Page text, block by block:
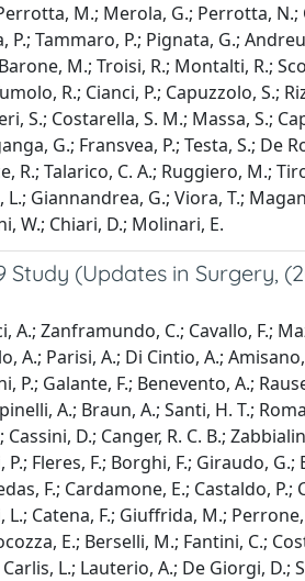
M.; Merola, G.; Perrotta,
Tammaro, P.; Pignata, G.;
M.; Troisi, R.; Montalti, R.;
R.; Cianci, P.; Capuzzolo, S.;
S.; Costarella, S. M.; Massa, S.;
G.; Fransvea, P.; Testa, S.; De
R.; Talarico, C. A.; Ruggiero, M.;
Giannandrea, G.; Viora, T.;
W.; Chiari, D.; Molinari, E.
(Updates in Surgery,
A.; Zanframundo, C.; Cavallo, F.;
Parisi, A.; Di Cintio, A.; Amisano,
Galante, F.; Benevento, A.;
A.; Braun, A.; Santi, H. T.;
D.; Canger, R. C. B.;
Fleres, F.; Borghi, F.; Giraudo,
F.; Cardamone, E.; Castaldo,
L.; Catena, F.; Giuffrida, M.;
E.; Berselli, M.; Fantini, C.;
L.; Lauterio, A.; De Giorgi, D.;